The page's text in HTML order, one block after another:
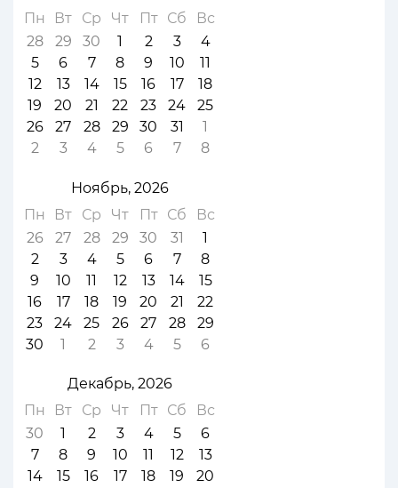
Пн
Вт Ср Чт Пт Сб
Вс
28
29 30 1 2 3
4
5
6 7 8 9 10
11
12
13 14 15 16 17
18
19
20 21 22 23 24
25
26
27 28 29 30 31
1
2
3 4 5 6 7 8
Ноябрь, 2026
Пн
Вт Ср Чт Пт Сб
Вс
26
27 28 29 30 31
1
2
3 4 5 6 7
8
9
10 11 12 13 14
15
16
17 18 19 20 21
22
23
24 25 26 27 28
29
30
1 2 3 4 5 6
Декабрь, 2026
Пн
Вт Ср Чт Пт Сб
Вс
30
1 2 3 4 5
6
7
8 9 10 11 12
13
14
15 16 17 18 19
20